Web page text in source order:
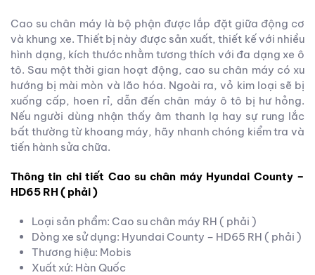
Cao su chân máy là bộ phận được lắp đặt giữa động cơ
và khung xe. Thiết bị này được sản xuất, thiết kế với nhiều
hình dạng, kích thước nhằm tương thích với đa dạng xe ô
tô. Sau một thời gian hoạt động, cao su chân máy có xu
hướng bị mài mòn và lão hóa. Ngoài ra, vỏ kim loại sẽ bị
xuống cấp, hoen rỉ, dẫn đến chân máy ô tô bị hư hỏng.
Nếu người dùng nhận thấy âm thanh lạ hay sự rung lắc
bất thường từ khoang máy, hãy nhanh chóng kiểm tra và
tiến hành sửa chữa.
Thông tin chi tiết Cao su chân máy Hyundai County –
HD65 RH ( phải )
Loại sản phẩm: Cao su chân máy RH ( phải )
Dòng xe sử dụng: Hyundai County – HD65 RH ( phải )
Thương hiệu: Mobis
Xuất xứ: Hàn Quốc